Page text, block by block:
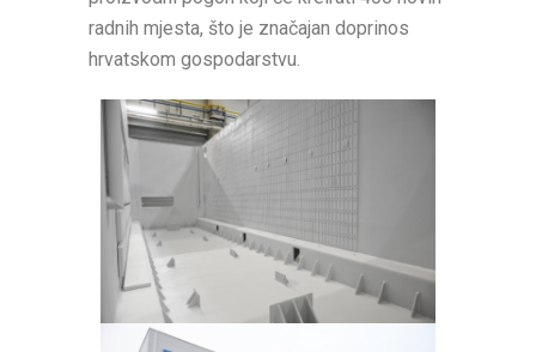
radnih mjesta, što je značajan doprinos
hrvatskom gospodarstvu.